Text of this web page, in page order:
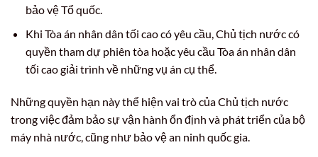
bảo vệ Tổ quốc.
Khi Tòa án nhân dân tối cao có yêu cầu, Chủ tịch nước có
quyền tham dự phiên tòa hoặc yêu cầu Tòa án nhân dân
tối cao giải trình về những vụ án cụ thể.
Những quyền hạn này thể hiện vai trò của Chủ tịch nước
trong việc đảm bảo sự vận hành ổn định và phát triển của bộ
máy nhà nước, cũng như bảo vệ an ninh quốc gia.